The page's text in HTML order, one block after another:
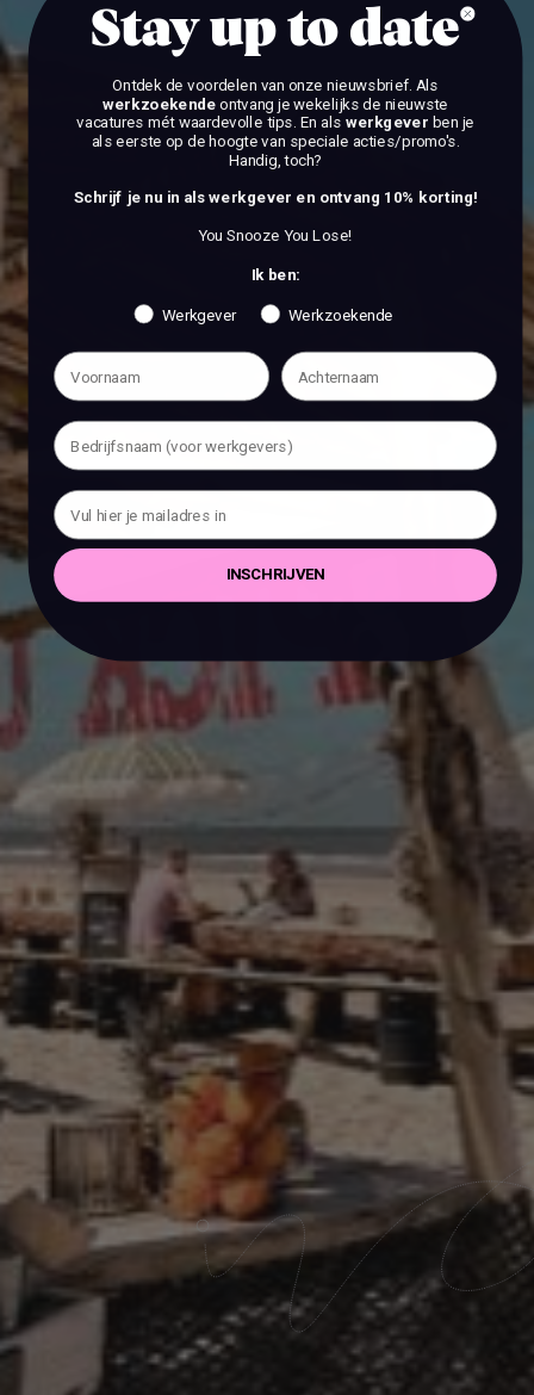
Stay up to date
Ontdek de voordelen van onze nieuwsbrief. Als
werkzoekendeontvang je wekelijks de nieuwste
vacatures mét waardevolle tips. En als werkgever ben je
als eerste op de hoogte van speciale acties/promo's.
Handig, toch?
Schrijf je nu in als werkgever en ontvang 10% korting!
You Snooze You Lose!
Ik ben:
Werkgever Werkzoekende
INSCHRIJVEN